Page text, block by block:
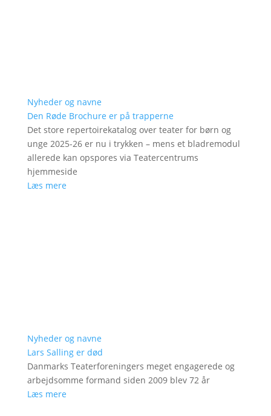
Nyheder og navne
Den Røde Brochure er på trapperne
Det store repertoirekatalog over teater for børn og
unge 2025-26 er nu i trykken – mens et bladremodul
allerede kan opspores via Teatercentrums
hjemmeside
Læs mere
Nyheder og navne
Lars Salling er død
Danmarks Teaterforeningers meget engagerede og
arbejdsomme formand siden 2009 blev 72 år
Læs mere